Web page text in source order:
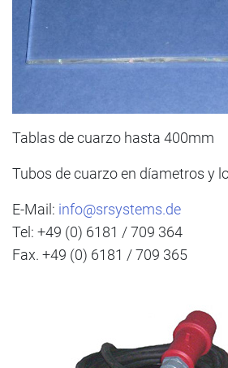
Tablas de cuarzo hasta 400mm
Tubos de cuarzo en díametros y
E-Mail: info@srsystems.de
Tel: +49 (0) 6181 / 709 364
Fax. +49 (0) 6181 / 709 365